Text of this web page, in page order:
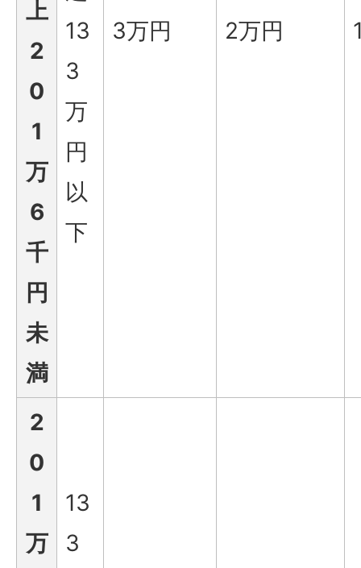
上
2
0
1
万
6
千
円
未
満
13
3
万
円
以
下
3万円 2万円
2
0
1
万
13
3